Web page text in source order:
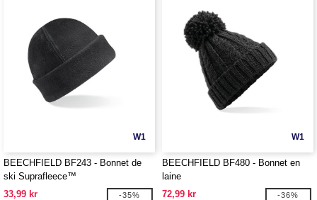
W1
BEECHFIELD BF243 - Bonnet de
ski Suprafleece™
33,99 kr
-35%
W1
BEECHFIELD BF480 - Bonnet en
laine
72,99 kr
-36%